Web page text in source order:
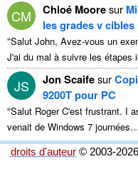
CM Chloé Mooresur
les grades v cibles
“Salut John, Avez-vous un
J'ai du mal à suivre les étapes
JS Jon Scaifesur
9200T pour PC
“Salut Roger C'est frustrant. I
venait de Windows 7 journées…
droits d'auteur© 2003-